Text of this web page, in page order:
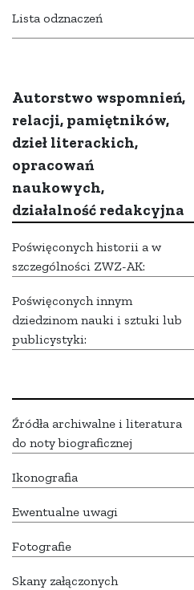
Lista odznaczeń
Autorstwo wspomnień,
relacji, pamiętników,
dzieł literackich,
opracowań
naukowych,
działalność redakcyjna
Poświęconych historii a w
szczególności ZWZ-AK:
Poświęconych innym
dziedzinom nauki i sztuki lub
publicystyki:
Źródła archiwalne i literatura
do noty biograficznej
Ikonografia
Ewentualne uwagi
Fotografie
Skany załączonych